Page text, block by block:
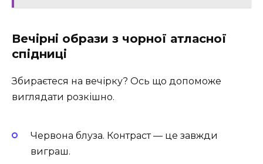
Вечірні образи з чорної атласної
спідниці
Збираєтеся на вечірку? Ось що допоможе
виглядати розкішно.
Червона блуза. Контраст — це завжди
виграш.